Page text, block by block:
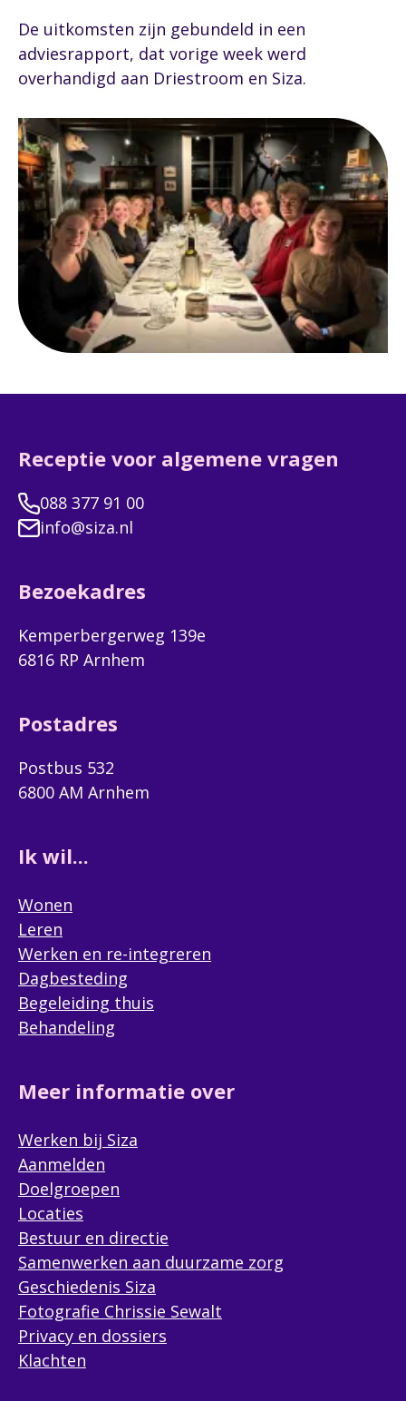
De uitkomsten zijn gebundeld in een
adviesrapport, dat vorige week werd
overhandigd aan Driestroom en Siza.
Receptie voor algemene vragen
088 377 91 00
info@siza.nl
Bezoekadres
Kemperbergerweg 139e
6816 RP Arnhem
Postadres
Postbus 532
6800 AM Arnhem
Ik wil...
Wonen
Leren
Werken en re-integreren
Dagbesteding
Begeleiding thuis
Behandeling
Meer informatie over
Werken bij Siza
Aanmelden
Doelgroepen
Locaties
Bestuur en directie
Samenwerken aan duurzame zorg
Geschiedenis Siza
Fotografie Chrissie Sewalt
Privacy en dossiers
Klachten